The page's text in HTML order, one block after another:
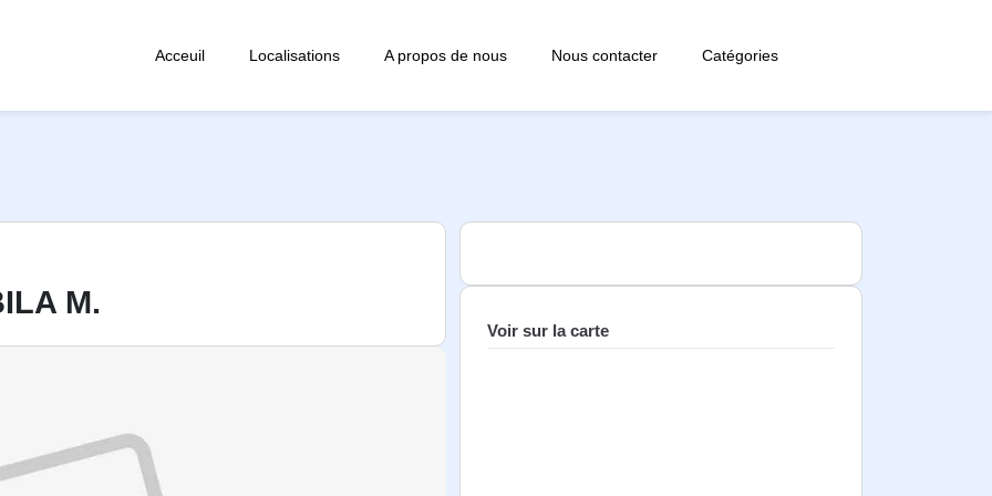
Acceuil Localisations A propos de nous Nous contacter Catégories
M.
Voir sur la carte